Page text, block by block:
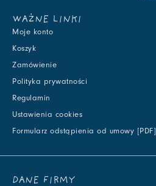
WAŻNE LINKI
Moje konto
Koszyk
Zamówienie
Polityka prywatności
Regulamin
Ustawienia cookies
Formularz odstąpienia od umowy [PDF]
DANE FIRMY